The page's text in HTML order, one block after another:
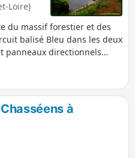
Loire)
du massif forestier et des
balisé Bleu dans les deux
panneaux directionnels
la faune autour des étangs.
à